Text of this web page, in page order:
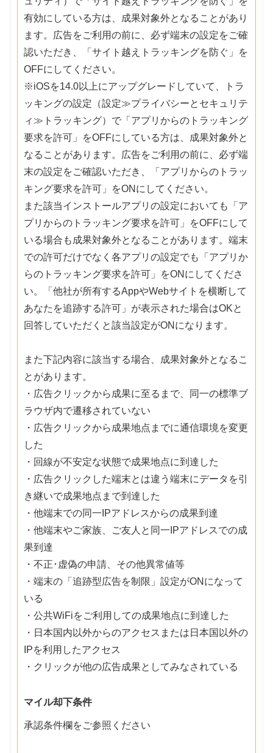
有効にしている方は、成果対象外となることがあり
ます。広告をご利用の前に、必ず端末の設定をご確
認いただき、「サイト越えトラッキングを防ぐ」を
OFFにしてください。
※iOSを14.0以上にアップグレードしていて、トラ
ッキングの設定（設定≫プライバシーとセキュリテ
ィ≫トラッキング）で「アプリからのトラッキング
要求を許可」をOFFにしている方は、成果対象外と
なることがあります。広告をご利用の前に、必ず端
末の設定をご確認いただき、「アプリからのトラッ
キング要求を許可」をONにしてください。
また該当インストールアプリの設定においても「ア
プリからのトラッキング要求を許可」をOFFにして
いる場合も成果対象外となることがあります。端末
での許可だけでなく各アプリの設定でも「アプリか
らのトラッキング要求を許可」をONにしてくださ
い。「他社が所有するAppやWebサイトを横断して
あなたを追跡する許可」が表示された場合はOKと
回答していただくと該当設定がONになります。
また下記内容に該当する場合、成果対象外となるこ
とがあります。
・広告クリックから成果に至るまで、同一の標準ブ
ラウザ内で遷移されていない
・広告クリックから成果地点までに通信環境を変更
した
・回線が不安定な状態で成果地点に到達した
・広告クリックした端末とは違う端末にデータを引
き継いで成果地点まで到達した
・他端末での同一IPアドレスからの成果到達
・他端末やご家族、ご友人と同一IPアドレスでの成
果到達
・不正･虚偽の申請、その他異常値等
・端末の「追跡型広告を制限」設定がONになって
いる
・公共WiFiをご利用しての成果地点に到達した
・日本国内以外からのアクセスまたは日本国以外の
IPを利用したアクセス
・クリックが他の広告成果としてみなされている
マイル却下条件
承認条件欄をご参照ください